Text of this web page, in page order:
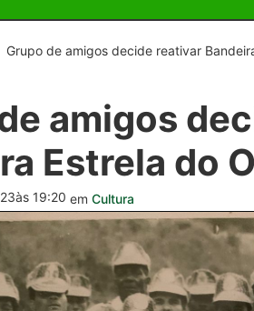
Grupo de amigos decide reativar
amigos
Estrela do
às 19:20 em Cultura